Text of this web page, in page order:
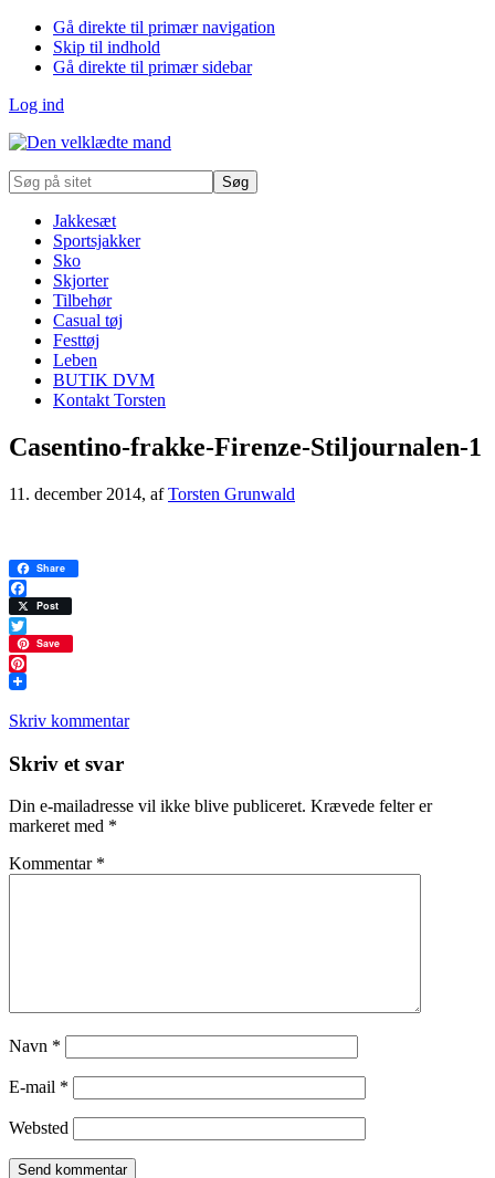
Gå direkte til primær navigation
Skip til indhold
Gå direkte til primær sidebar
Log ind
Søg
på
Jakkesæt
Sportsjakker
Sko
Skjorter
Tilbehør
Casual tøj
Festtøj
Leben
BUTIK DVM
Kontakt Torsten
Casentino-frakke-Firenze-Stiljournalen-1
11. december 2014, afTorsten Grunwald
Share
Facebook
Post
Twitter
Save
Pinterest
Skriv kommentar
Læserinteraktioner
Skriv et svar
Din e-mailadresse vil ikke blive publiceret. Krævede felter er
markeret med *
Kommentar *
Navn *
E-mail *
Websted